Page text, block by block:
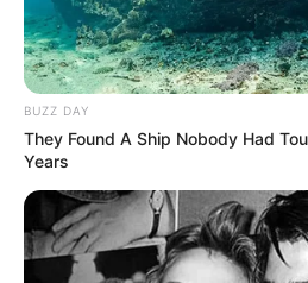
BUZZ DAY
They Found A Ship Nobody Had
Years